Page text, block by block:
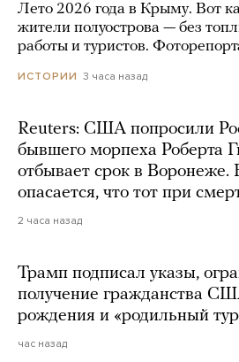
Лето 2026 года в Крыму. Вот
жители полуострова — без
работы и туристов.
ИСТОРИИ 3 часа назад
Reuters: США попросили
бывшего морпеха Роберта
отбывает срок в Воронеже.
опасается, что тот при
2 часа назад
Трамп подписал указы,
получение гражданства
рождения и «родильный
час назад